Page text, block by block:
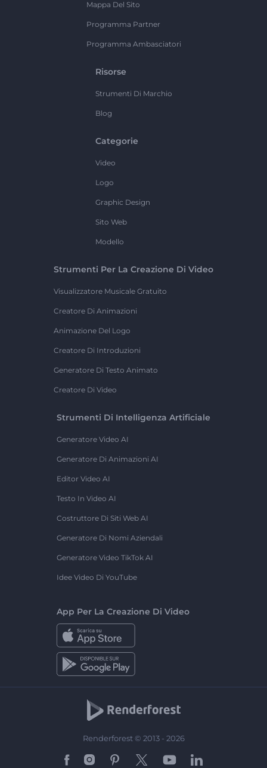
Mappa Del Sito
Programma Partner
Programma Ambasciatori
Risorse
Strumenti Di Marchio
Blog
Categorie
Video
Logo
Graphic Design
Sito Web
Modello
Strumenti Per La Creazione Di Video
Visualizzatore Musicale Gratuito
Creatore Di Animazioni
Animazione Del Logo
Creatore Di Introduzioni
Generatore Di Testo Animato
Creatore Di Video
Strumenti Di Intelligenza Artificiale
Generatore Video AI
Generatore Di Animazioni AI
Editor Video AI
Testo In Video AI
Costruttore Di Siti Web AI
Generatore Di Nomi Aziendali
Generatore Video TikTok AI
Idee Video Di YouTube
App Per La Creazione Di Video
Renderforest © 2013 - 2026